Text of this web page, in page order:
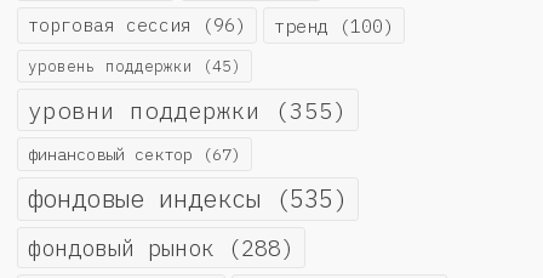
торговая сессия (96) тренд (100)
уровень поддержки (45)
уровни поддержки (355)
финансовый сектор (67)
фондовые индексы (535)
фондовый рынок (288)